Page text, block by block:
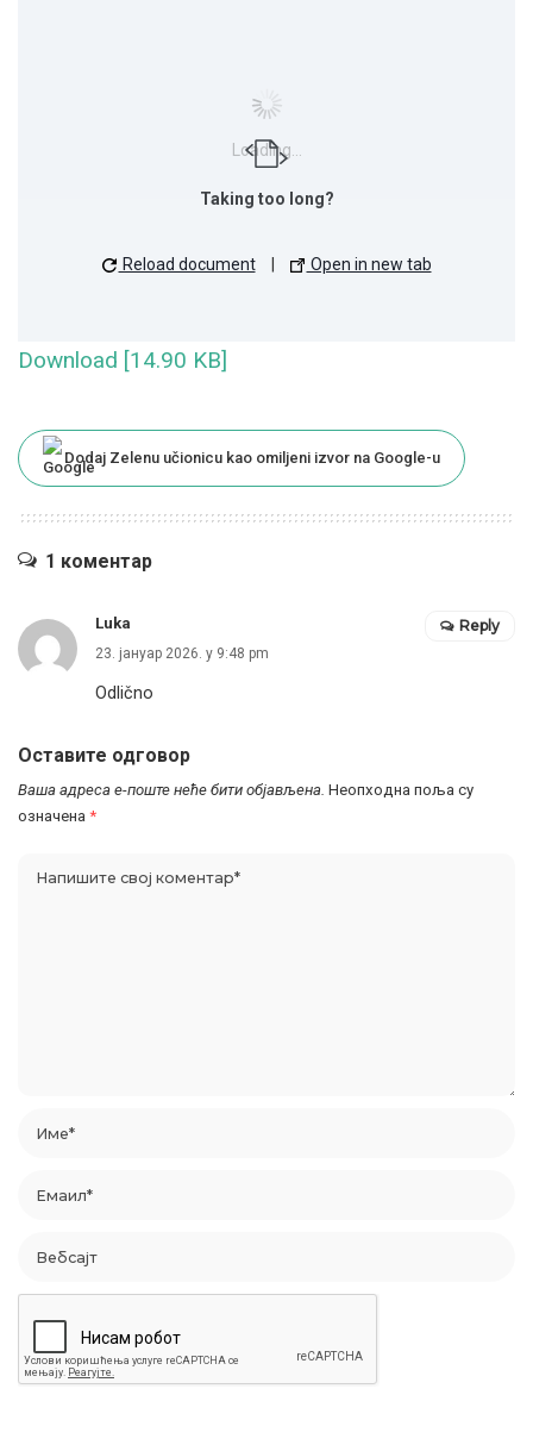
Loading...
Taking too long?
Reload document Open in new tab
Download [14.90 KB]
Dodaj Zelenu učionicu kao omiljeni izvor na Google-u
1 коментар
Luka
23. јануар 2026. у 9:48 pm
Odlično
Reply
Оставите одговор
Ваша адреса е-поште неће бити објављена. Неопходна поља су
означена *